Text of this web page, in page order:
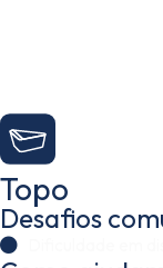
Topo
Desafios